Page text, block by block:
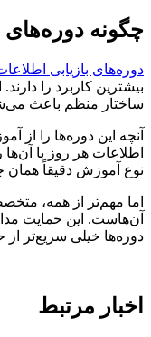
چگونه دوره‌های
دوره‌های بازیابی
بیشترین کاربرد را
ساختار منظم باعث
آنچه این دوره‌ها را
اطلاعات هر روز با
نوع آموزش دقیقاً همان
اما مهم‌تر از همه،
آن‌هاست. این حمایت
دوره‌ها خیلی سریع‌تر از
اخبار مرتبط